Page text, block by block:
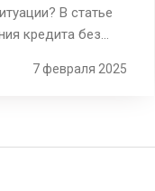
В статье
кредита без
и какие
7 февраля 2025